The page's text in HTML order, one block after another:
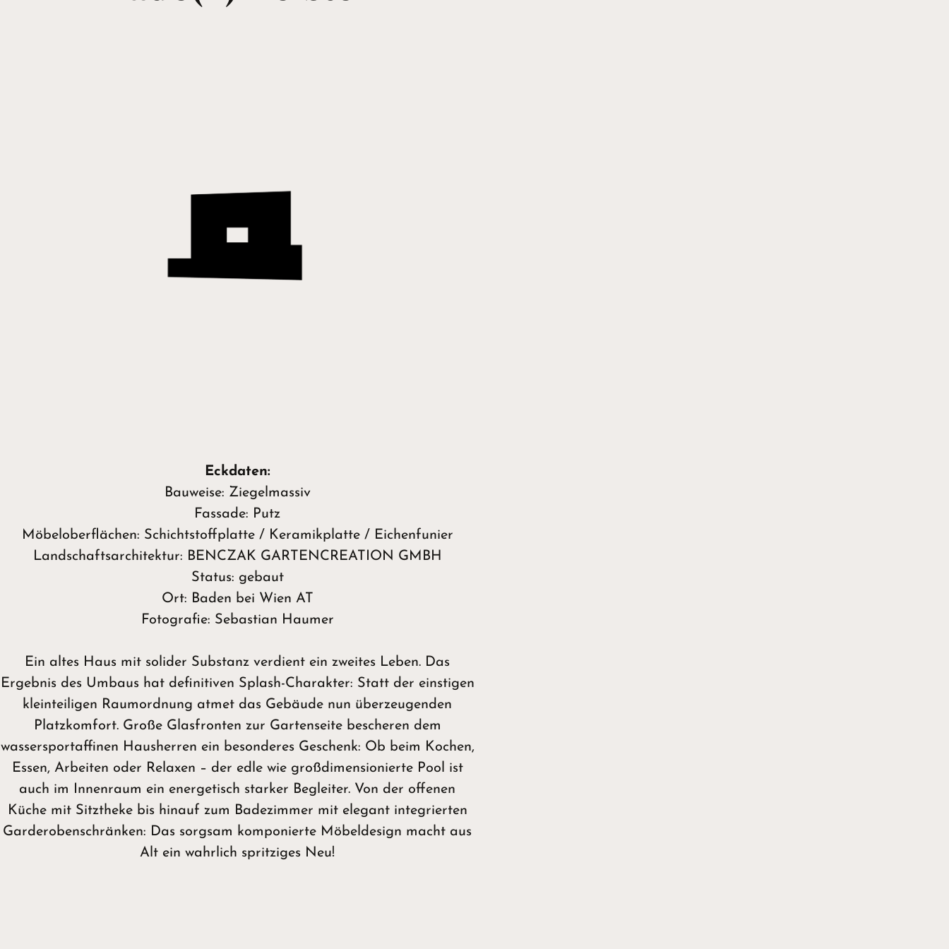
Eckdaten:
Bauweise: Ziegelmassiv
Fassade: Putz
Möbeloberflächen: Schichtstoffplatte / Keramikplatte / Eichenfunier
Landschaftsarchitektur: BENCZAK GARTENCREATION GMBH
Status: gebaut
Ort: Baden bei Wien AT
Fotografie: Sebastian Haumer
Ein altes Haus mit solider Substanz verdient ein zweites Leben. Das
Ergebnis des Umbaus hat definitiven Splash-Charakter: Statt der einstigen
kleinteiligen Raumordnung atmet das Gebäude nun überzeugenden
Platzkomfort. Große Glasfronten zur Gartenseite bescheren dem
wassersportaffinen Hausherren ein besonderes Geschenk: Ob beim Kochen,
Essen, Arbeiten oder Relaxen – der edle wie großdimensionierte Pool ist
auch im Innenraum ein energetisch starker Begleiter. Von der offenen
Küche mit Sitztheke bis hinauf zum Badezimmer mit elegant integrierten
Garderobenschränken: Das sorgsam komponierte Möbeldesign macht aus
Alt ein wahrlich spritziges Neu!